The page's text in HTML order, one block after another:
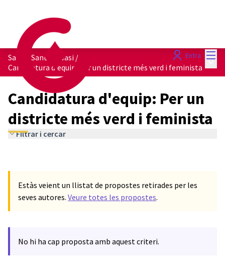
Entra
Sarrià-Sant Gervasi /
Candidatura d'equip: Per un districte més verd i feminista
Candidatura d'equip: Per un
districte més verd i feminista
Filtrar i cercar
Estàs veient un llistat de propostes retirades per les
seves autores. Veure totes les propostes.
No hi ha cap proposta amb aquest criteri.